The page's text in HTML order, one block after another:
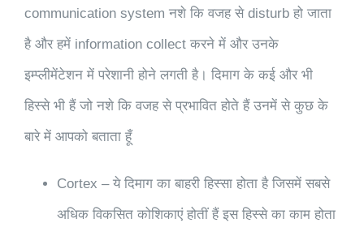
communication system नशे कि वजह से disturb हो जाता
है और हमें information collect करने में और उनके
इम्प्लीमेंटेशन में परेशानी होने लगती है। दिमाग के कई और भी
हिस्से भी हैं जो नशे कि वजह से प्रभावित होते हैं उनमें से कुछ के
बारे में आपको बताता हूँ
Cortex – ये दिमाग का बाहरी हिस्सा होता है जिसमें सबसे
अधिक विकसित कोशिकाएं होतीं हैं इस हिस्से का काम होता